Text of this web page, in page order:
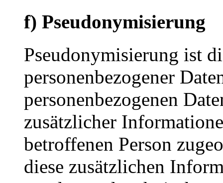
f) Pseudonymisierung
Pseudonymisierung ist
personenbezogener
personenbezogenen
zusätzlicher
betroffenen Person
diese zusätzlichen